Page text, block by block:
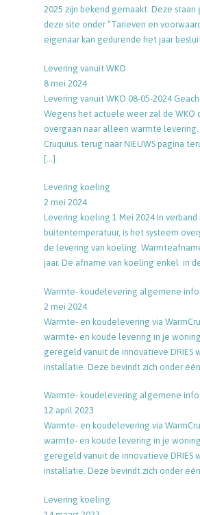
2025 zijn bekend gemaakt. Deze staan
deze site onder “Tarieven en
eigenaar kan gedurende het jaar
Levering vanuit WKO
8 mei 2024
Levering vanuit WKO 08-05-2024
Wegens het actuele weer zal de WKO
overgaan naar alleen warmte levering.
Cruquius. terug naar NIEUWS pagina
[…]
Levering koeling
2 mei 2024
Levering koeling 1 Mei 2024 In
buitentemperatuur, is het systeem
de levering van koeling.
jaar. De afname van koeling enkel in
Warmte- koudelevering algemene info
2 mei 2024
Warmte- en koudelevering via
warmte- en koude levering in je
geregeld vanuit de innovatieve DRIES
installatie. Deze bevindt zich onder
Warmte- koudelevering algemene info
12 april 2023
Warmte- en koudelevering via
warmte- en koude levering in je
geregeld vanuit de innovatieve DRIES
installatie. Deze bevindt zich onder
Levering koeling